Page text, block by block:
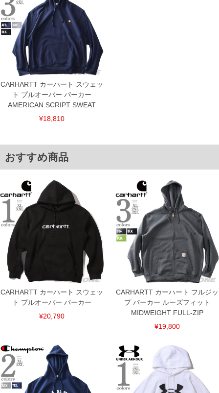
上の品が対象。1本5,999円以下の商品は有料（500円+税）となります。）
出荷まで約1週間～20日間程お時間を頂く場合がございます。
尚、裾上げした商品は返品・交換不可となりますので、予めご了承下さい。
一部、お直しに対応出来ない商品がございます。(例：裾にファスナーや調節ひもが付
いている、極端なデザインが施されている等)
※商品によって若干のサイズの誤差がございます。また、お客様がご使用の環境（コ
ンピュータ画面）によって、商品の色味が若干異なる場合がございます。予めご了承
ください。
※当店での掲載商品は、実店鋪と在庫を共用しておりますので店頭での売り違い、店
舗からのお取り寄せ等により、お客様にご迷惑をお掛けしてしまう場合がございま
す。そのようなことがない様最大限に努めておりますが、もしあった場合速やかにご
連絡させて頂きますので予めご了承ください。
ITEM INTRODUCTION
COLOR VARIATION
CARHARTT カーハート スウェッ
ト プルオーバー パーカー
AMERICAN SCRIPT SWEAT
¥18,810
おすすめ商品
CARHARTT カーハート スウェッ
ト プルオーバー パーカー
¥20,790
CARHARTT カーハート フルジッ
プ パーカー ルーズフィット
MIDWEIGHT FULL-ZIP
¥19,800